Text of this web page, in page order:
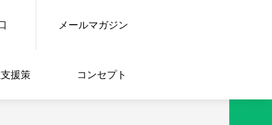
援策 コンセプト
メールマガジン